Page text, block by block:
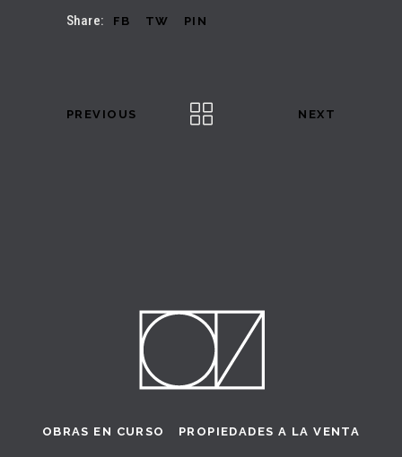
Share:
FB TW PIN
PREVIOUS NEXT
OBRAS EN CURSO PROPIEDADES A LA VENTA